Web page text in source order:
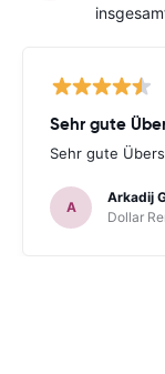
Sehr gute
Sehr gute
A
Arkadij
Dollar